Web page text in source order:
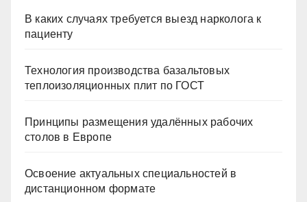
В каких случаях требуется выезд нарколога к
пациенту
Технология производства базальтовых
теплоизоляционных плит по ГОСТ
Принципы размещения удалённых рабочих
столов в Европе
Освоение актуальных специальностей в
дистанционном формате